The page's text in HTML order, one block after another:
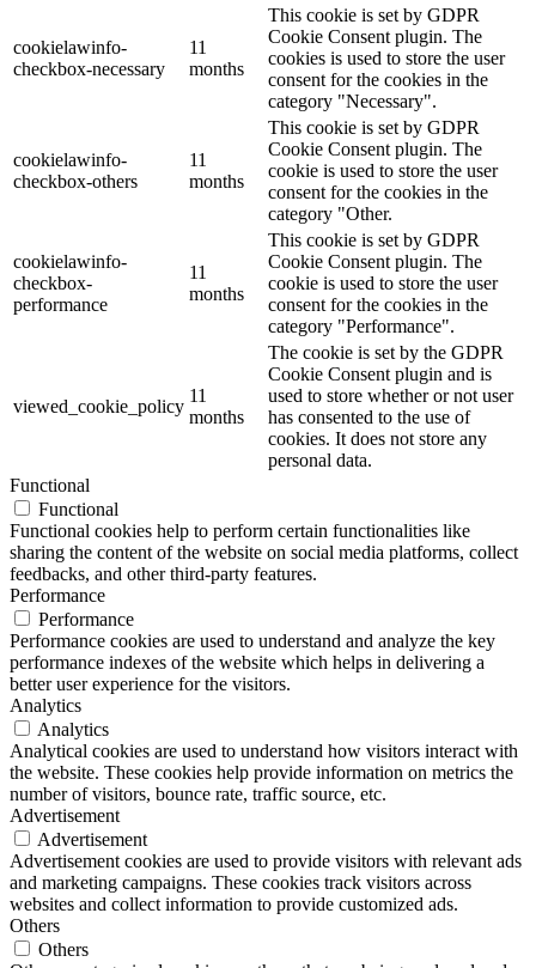
cookielawinfo-
checkbox-necessary
11
months
This cookie is set by GDPR
Cookie Consent plugin. The
cookies is used to store the user
consent for the cookies in the
category "Necessary".
cookielawinfo-
checkbox-others
11
months
This cookie is set by GDPR
Cookie Consent plugin. The
cookie is used to store the user
consent for the cookies in the
category "Other.
cookielawinfo-
checkbox-
performance
11
months
This cookie is set by GDPR
Cookie Consent plugin. The
cookie is used to store the user
consent for the cookies in the
category "Performance".
viewed_cookie_policy
11
months
The cookie is set by the GDPR
Cookie Consent plugin and is
used to store whether or not user
has consented to the use of
cookies. It does not store any
personal data.
Functional
Functional
Functional cookies help to perform certain functionalities like
sharing the content of the website on social media platforms, collect
feedbacks, and other third-party features.
Performance
Performance
Performance cookies are used to understand and analyze the key
performance indexes of the website which helps in delivering a
better user experience for the visitors.
Analytics
Analytics
Analytical cookies are used to understand how visitors interact with
the website. These cookies help provide information on metrics the
number of visitors, bounce rate, traffic source, etc.
Advertisement
Advertisement
Advertisement cookies are used to provide visitors with relevant ads
and marketing campaigns. These cookies track visitors across
websites and collect information to provide customized ads.
Others
Others